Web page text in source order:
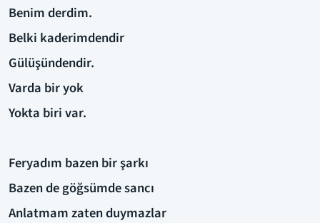
Benim derdim.
Belki kaderimdendir
Gülüşündendir.
Varda bir yok
Yokta biri var.
Feryadım bazen bir şarkı
Bazen de göğsümde sancı
Anlatmam zaten duymazlar